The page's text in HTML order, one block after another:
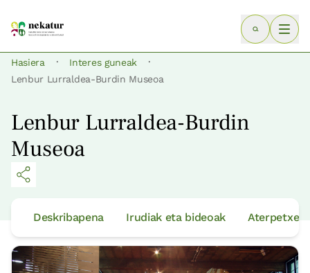
Hasiera · Interes guneak ·
Lenbur Lurraldea-Burdin Museoa
Lenbur Lurraldea-Burdin
Museoa
Deskribapena Irudiak eta bideoak